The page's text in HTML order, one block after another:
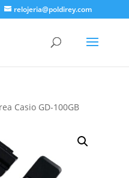
relojeria@poldirey.com
Casio GD-100GB